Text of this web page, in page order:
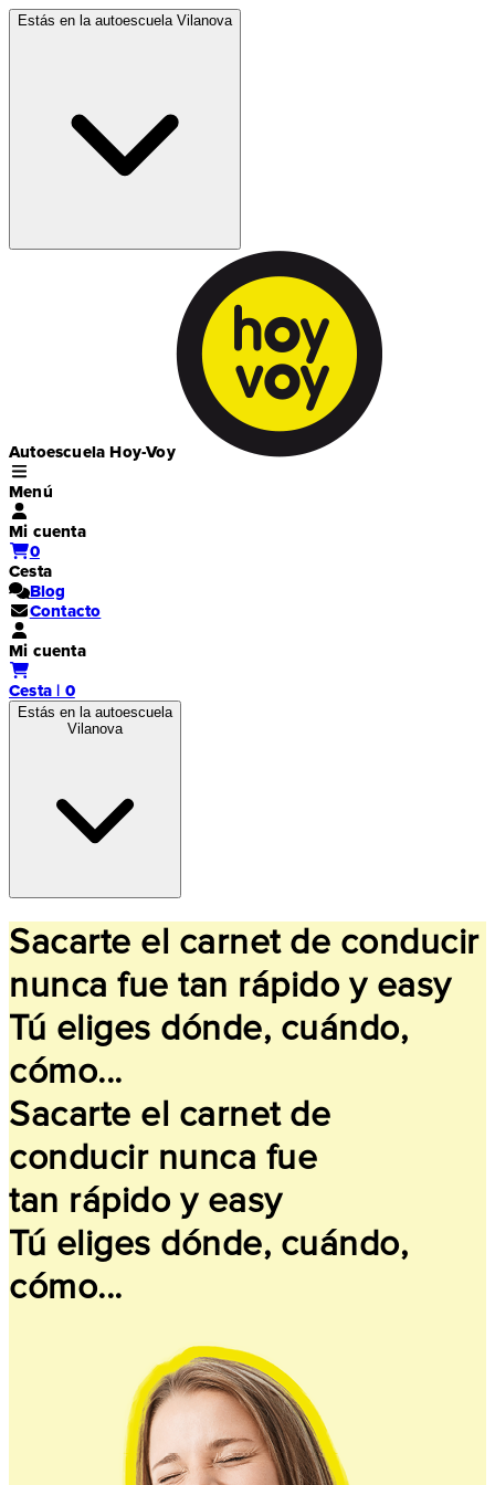
Estás en la autoescuela Vilanova
Autoescuela Hoy-Voy
Menú
Mi cuenta
0
Cesta
Blog
Contacto
Mi cuenta
Cesta | 0
Estás en la autoescuela
Vilanova
Sacarte el carnet de conducir
nunca fue tan rápido y easy
Tú eliges dónde, cuándo,
cómo...
Sacarte el carnet de
conducir nunca fue
tan rápido y easy
Tú eliges dónde, cuándo,
cómo...